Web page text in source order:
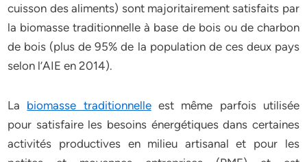
cuisson des aliments) sont majoritairement satisfaits par
la biomasse traditionnelle à base de bois ou de charbon
de bois (plus de 95% de la population de ces deux pays
selon l’AIE en 2014).
La biomasse traditionnelleest même parfois utilisée
pour satisfaire les besoins énergétiques dans certaines
activités productives en milieu artisanal et pour les